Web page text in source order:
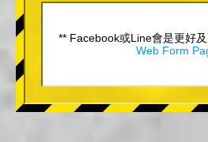
** Facebook或Line會是更好及
Web Form